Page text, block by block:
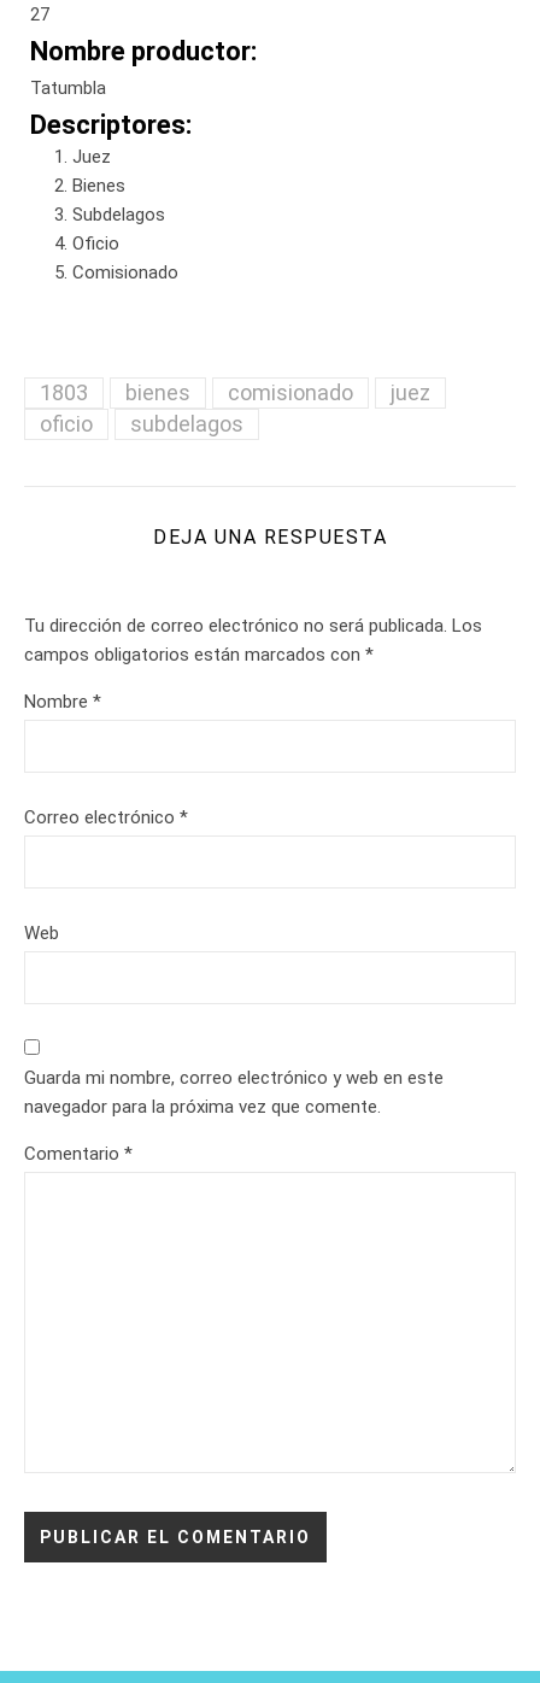
27
Nombre productor:
Tatumbla
Descriptores:
Juez
Bienes
Subdelagos
Oficio
Comisionado
1803 bienes comisionado
juez
oficio
subdelagos
DEJA UNA RESPUESTA
Tu dirección de correo electrónico no será publicada. Los
campos obligatorios están marcados con *
Nombre *
Correo electrónico *
Web
Guarda mi nombre, correo electrónico y web en este
navegador para la próxima vez que comente.
Comentario *